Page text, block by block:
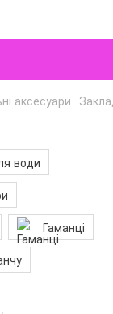
аксесуари
води
Гаманці